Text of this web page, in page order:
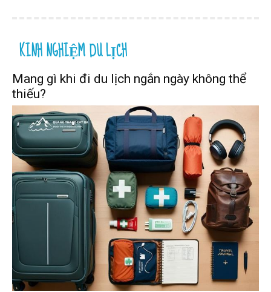
KINH NGHIỆM DU LỊCH
Mang gì khi đi du lịch ngắn ngày không thể
thiếu?